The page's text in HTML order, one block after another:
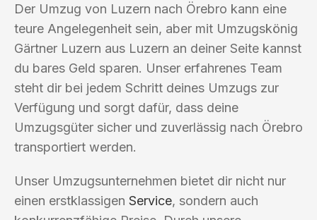
Der Umzug von Luzern nach Örebro kann eine
teure Angelegenheit sein, aber mit Umzugskönig
Gärtner Luzern aus Luzern an deiner Seite kannst
du bares Geld sparen. Unser erfahrenes Team
steht dir bei jedem Schritt deines Umzugs zur
Verfügung und sorgt dafür, dass deine
Umzugsgüter sicher und zuverlässig nach Örebro
transportiert werden.
Unser Umzugsunternehmen bietet dir nicht nur
einen erstklassigen Service, sondern auch